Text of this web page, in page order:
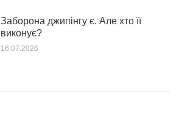
Заборона джипінгу є. Але хто її
виконує?
16.07.2026